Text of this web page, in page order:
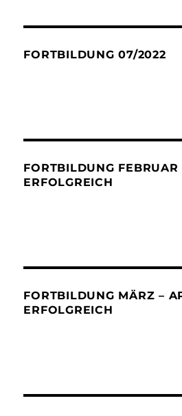
FORTBILDUNG 07/2022
FORTBILDUNG
ERFOLGREICH
FORTBILDUNG MÄRZ –
ERFOLGREICH